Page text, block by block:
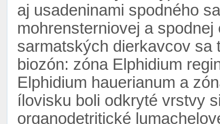
aj usadeninami spodného
mohrensterniovej a
sarmatských dierkavcov sa
biozón: zóna Elphidium
Elphidium hauerianum a
ílovisku boli odkryté vrstvy
organodetritické